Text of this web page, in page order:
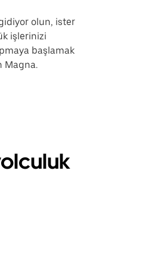
olun, ister
işlerinizi
başlamak
Magna.